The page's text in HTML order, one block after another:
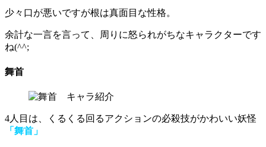
少々口が悪いですが根は真面目な性格。
余計な一言を言って、周りに怒られがちなキャラクターです
ね(^^;
舞首
4人目は、くるくる回るアクションの必殺技がかわいい妖怪
「舞首」